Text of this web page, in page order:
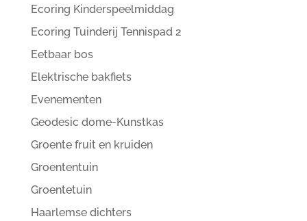
Ecoring Kinderspeelmiddag
Ecoring Tuinderij Tennispad 2
Eetbaar bos
Elektrische bakfiets
Evenementen
Geodesic dome-Kunstkas
Groente fruit en kruiden
Groententuin
Groentetuin
Haarlemse dichters